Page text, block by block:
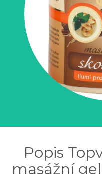
Popis
masážní